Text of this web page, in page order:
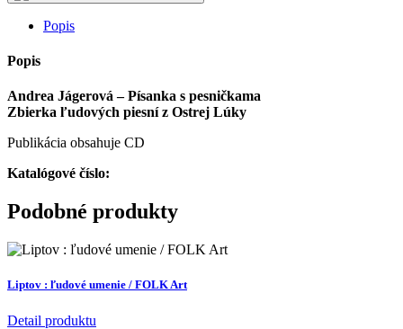
s
pesničkama
+
CD)
Popis
Popis
Andrea Jágerová – Písanka s pesničkama
Zbierka ľudových piesní z Ostrej Lúky
Publikácia obsahuje CD
Katalógové číslo:
Podobné produkty
Liptov : ľudové umenie / FOLK Art
Detail produktu